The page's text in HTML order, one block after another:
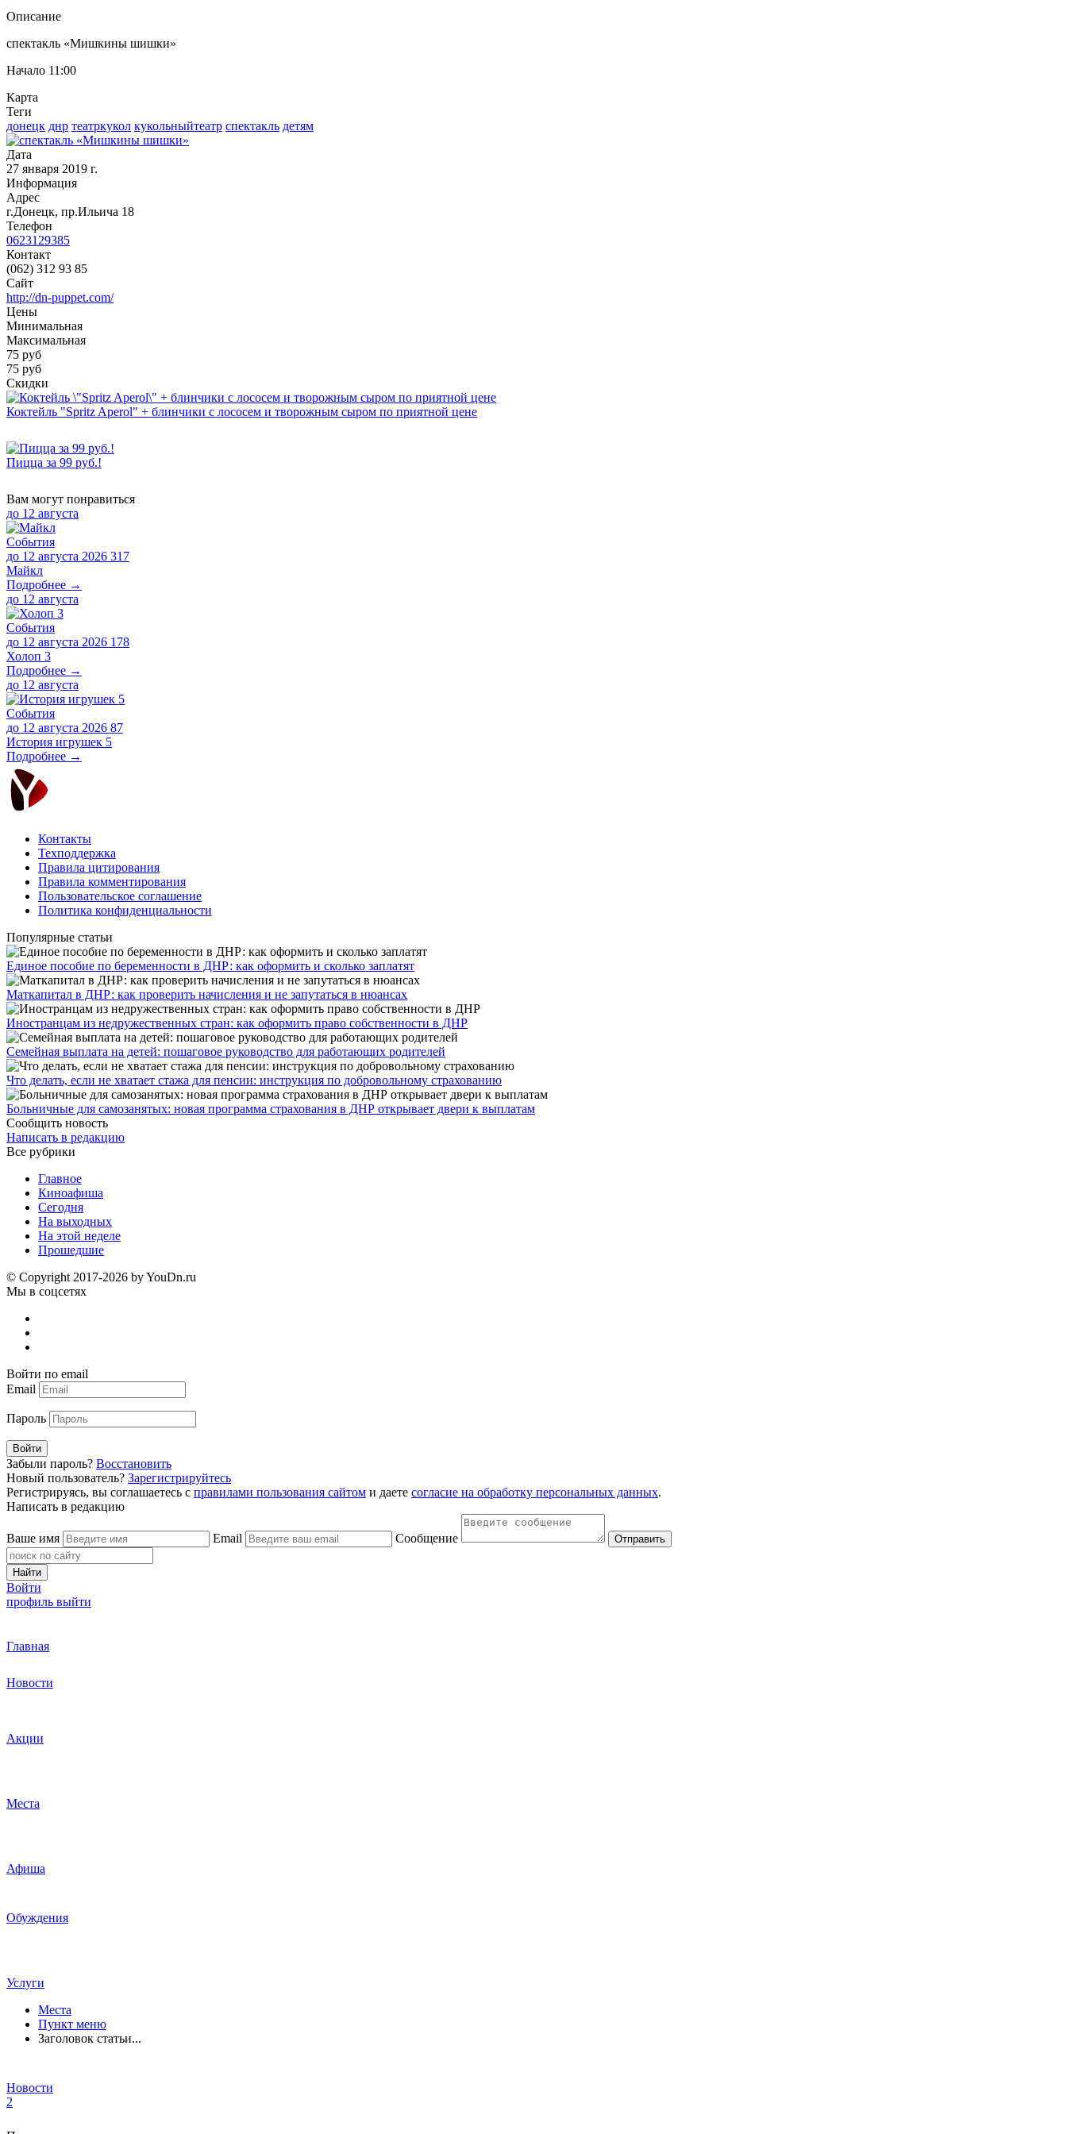
Описание
спектакль «Мишкины шишки»
Начало 11:00
Карта
Теги
донецк днр театркукол кукольныйтеатр спектакль детям
Дата
27 января 2019 г.
Информация
Адрес
г.Донецк, пр.Ильича 18
Телефон
0623129385
Контакт
(062) 312 93 85
Сайт
http://dn-puppet.com/
Цены
Минимальная
Максимальная
75 руб
75 руб
Скидки
Коктейль "Spritz Aperol" + блинчики с лососем и творожным сыром по приятной цене
Пицца за 99 руб.!
Вам могут понравиться
до 12 августа
События
до 12 августа 2026 317
Майкл
Подробнее →
до 12 августа
События
до 12 августа 2026 178
Холоп 3
Подробнее →
до 12 августа
События
до 12 августа 2026 87
История игрушек 5
Подробнее →
Контакты
Техподдержка
Правила цитирования
Правила комментирования
Пользовательское соглашение
Политика конфиденциальности
Популярные статьи
Единое пособие по беременности в ДНР: как оформить и сколько заплатят
​Маткапитал в ДНР: как проверить начисления и не запутаться в нюансах
Иностранцам из недружественных стран: как оформить право собственности в ДНР
Семейная выплата на детей: пошаговое руководство для работающих родителей
Что делать, если не хватает стажа для пенсии: инструкция по добровольному страхованию
Больничные для самозанятых: новая программа страхования в ДНР открывает двери к выплатам
Сообщить новость
Написать в редакцию
Все рубрики
Главное
Киноафиша
Сегодня
На выходных
На этой неделе
Прошедшие
© Copyright 2017-2026 by YouDn.ru
Мы в соцсетях
Войти по email
Email
Пароль
Войти
Забыли пароль? Восстановить
Новый пользователь? Зарегистрируйтесь
Регистрируясь, вы соглашаетесь с правилами пользования сайтом и даете согласие на обработку персональных данных.
Написать в редакцию
Ваше имя Email Сообщение Отправить
Найти
Войти
профиль выйти
Главная
Новости
Акции
Места
Афиша
Обуждения
Услуги
Места
Пункт меню
Заголовок статьи...
Новости
2